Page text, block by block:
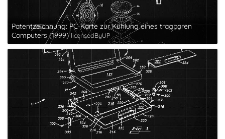
Patentzeichnung: PC-Karte zur Kühlung eines tragbaren
Computers (1999) licensedByUP